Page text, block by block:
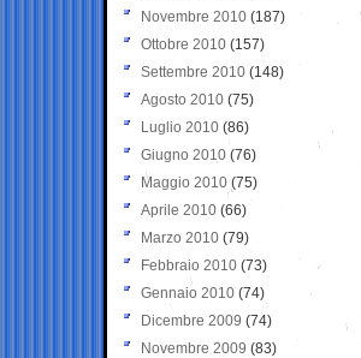
Novembre 2010 (187)
Ottobre 2010 (157)
Settembre 2010 (148)
Agosto 2010 (75)
Luglio 2010 (86)
Giugno 2010 (76)
Maggio 2010 (75)
Aprile 2010 (66)
Marzo 2010 (79)
Febbraio 2010 (73)
Gennaio 2010 (74)
Dicembre 2009 (74)
Novembre 2009 (83)